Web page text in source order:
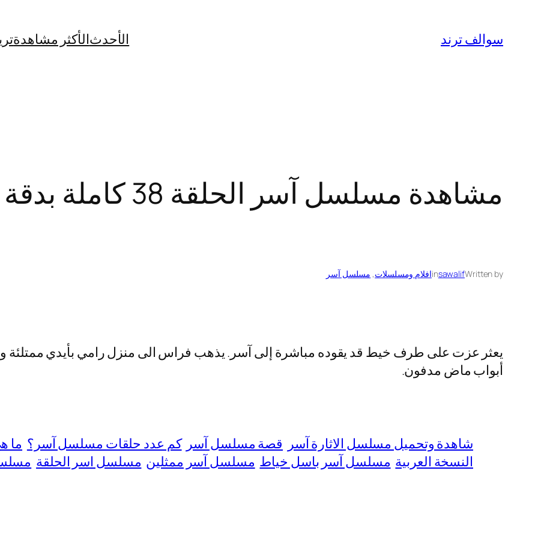
المحتوى
سوالف ترند الأحدثالأكثر مشاهدة
مشاهدة مسلسل آسر الحلقة 38 كاملة بدقة HD
Written by
sawalif
inافلام ومسلسلات, مسلسل آسر
يعثر عزت على طرف خيط قد يقوده مباشرة إلى آسر. يذهب فراس الى منزل رامي بأيدي ممتلئة
أبواب ماض مدفون.
شاهدة وتحميل مسلسل الاثارة آسر قصة مسلسل آسر كم عدد حلقات مسلسل آسر؟ ما
النسخة العربية مسلسل آسر باسل خياط مسلسل آسر ممثلين مسلسل اسر الحلقة